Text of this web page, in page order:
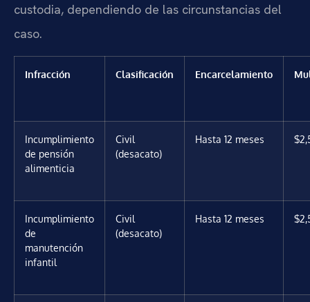
custodia, dependiendo de las circunstancias del
caso.
Infracción Clasificación Encarcelamiento
Incumplimiento
de pensión
alimenticia
Civil
(desacato)
Hasta 12 meses
Incumplimiento
de
manutención
infantil
Civil
(desacato)
Hasta 12 meses